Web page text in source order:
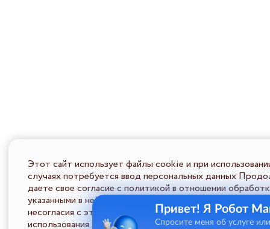
Этот сайт использует файлы cookie и при
случаях потребуется ввод персональных данных
даете свое согласие с политикой в отношении
указанными в ней условиями обработки персональной
несогласия с этими условиями Пользователь должен
использования сайта.
Привет! Я Робот
Спросите меня об услуге